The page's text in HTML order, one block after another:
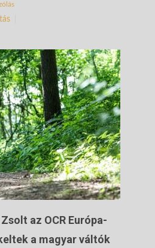
az OCR Európa-
a magyar váltók